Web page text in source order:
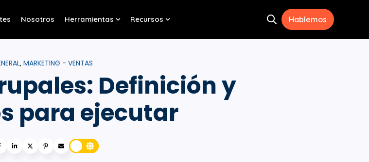
for HubSpot
Nosotros Herramientas
Show submenu for Herramientas
Recursos Open search
Hablemos
, MARKETING - VENTAS
Definición y
para ejecutar